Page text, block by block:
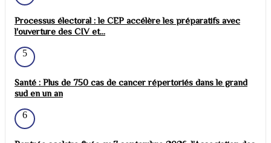
Processus électoral : le CEP accélère les préparatifs avec
l'ouverture des CIV et...
5
Santé : Plus de 750 cas de cancer répertoriés dans le grand
sud en un an
6